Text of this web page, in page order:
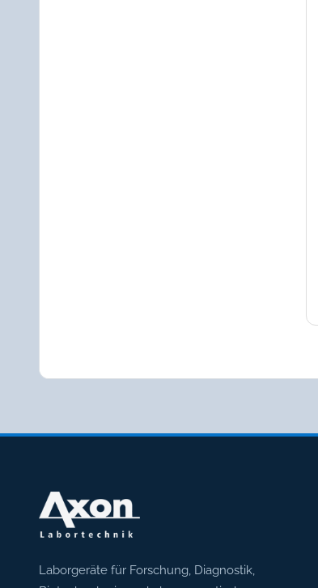
Axon Labortechnik
Laborgeräte für Forschung, Diagnostik,